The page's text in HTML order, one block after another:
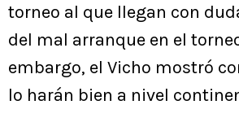
torneo al que llegan con
del mal arranque en el
embargo, el Vicho mostró
lo harán bien a nivel